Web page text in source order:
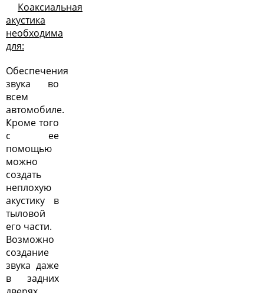
Коаксиальная
акустика
необходима
для:
Обеспечения
звука во
всем
автомобиле.
Кроме того
с ее
помощью
можно
создать
неплохую
акустику в
тыловой
его части.
Возможно
создание
звука даже
в задних